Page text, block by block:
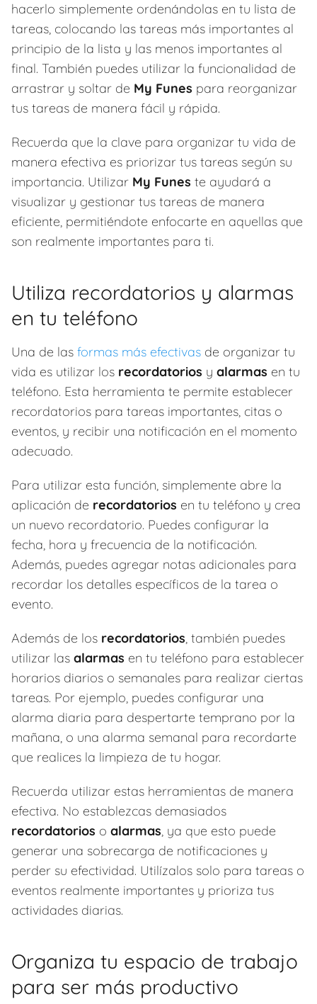
hacerlo simplemente ordenándolas en tu lista de
tareas, colocando las tareas más importantes al
principio de la lista y las menos importantes al
final. También puedes utilizar la funcionalidad de
arrastrar y soltar de My Funes para reorganizar
tus tareas de manera fácil y rápida.
Recuerda que la clave para organizar tu vida de
manera efectiva es priorizar tus tareas según su
importancia. Utilizar My Funes te ayudará a
visualizar y gestionar tus tareas de manera
eficiente, permitiéndote enfocarte en aquellas que
son realmente importantes para ti.
Utiliza recordatorios y alarmas
en tu teléfono
Una de las formas más efectivas de organizar tu
vida es utilizar los recordatorios y alarmas en tu
teléfono. Esta herramienta te permite establecer
recordatorios para tareas importantes, citas o
eventos, y recibir una notificación en el momento
adecuado.
Para utilizar esta función, simplemente abre la
aplicación de recordatorios en tu teléfono y crea
un nuevo recordatorio. Puedes configurar la
fecha, hora y frecuencia de la notificación.
Además, puedes agregar notas adicionales para
recordar los detalles específicos de la tarea o
evento.
Además de los recordatorios, también puedes
utilizar las alarmas en tu teléfono para establecer
horarios diarios o semanales para realizar ciertas
tareas. Por ejemplo, puedes configurar una
alarma diaria para despertarte temprano por la
mañana, o una alarma semanal para recordarte
que realices la limpieza de tu hogar.
Recuerda utilizar estas herramientas de manera
efectiva. No establezcas demasiados
recordatorios o alarmas, ya que esto puede
generar una sobrecarga de notificaciones y
perder su efectividad. Utilízalos solo para tareas o
eventos realmente importantes y prioriza tus
actividades diarias.
Organiza tu espacio de trabajo
para ser más productivo